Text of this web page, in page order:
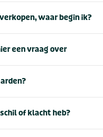
waar begin ik?
een vraag over
of klacht heb?